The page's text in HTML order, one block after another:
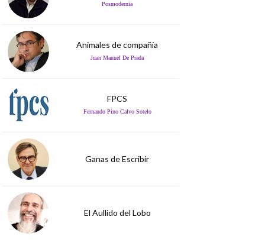
Posmodernia
Animales de compañía
Juan Manuel De Prada
FPCS
Fernando Pino Calvo Sotelo
Ganas de Escribir
El Aullido del Lobo